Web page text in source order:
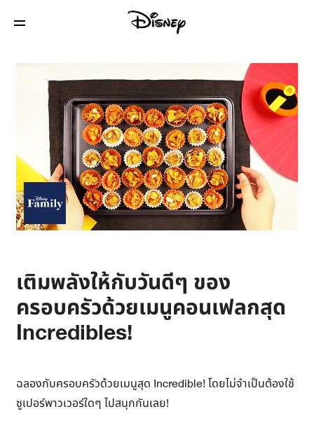
เติมพลังให้กับวันดีๆ ของ
ครอบครัวด้วยเมนูคอนเฟลกสุด
Incredibles!
ฉลองกับครอบครัวด้วยเมนูสุด Incredible! โดยไม่จำเป็นต้องใช้
ซูเปอร์พาวเวอร์ใดๆ ไปสนุกกันเลย!